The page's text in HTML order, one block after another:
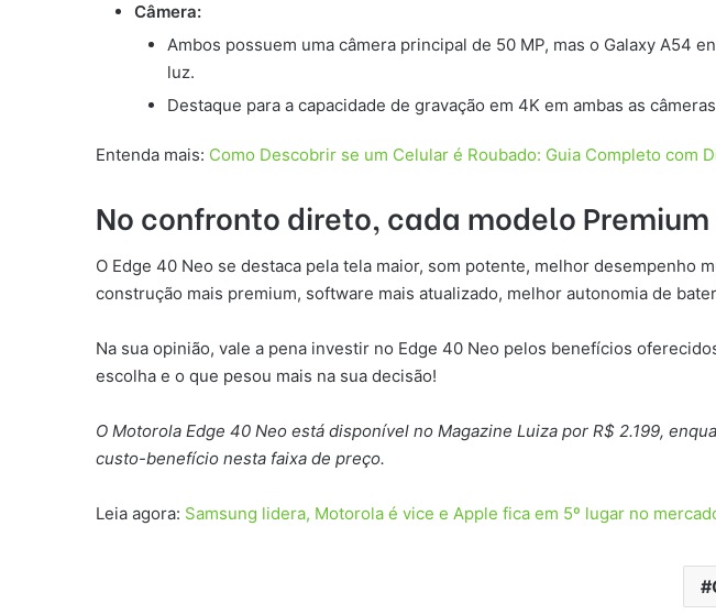
Câmera:
Ambos possuem uma câmera principal de 50 MP, mas o Galaxy
luz.
Destaque para a capacidade de gravação em 4K em ambas as
Entenda mais: Como Descobrir se um Celular é Roubado: Guia Completo com
No confronto direto, cada modelo
O Edge 40 Neo se destaca pela tela maior, som potente, melhor
construção mais premium, software mais atualizado, melhor autonomia de
Na sua opinião, vale a pena investir no Edge 40 Neo pelos benefícios
escolha e o que pesou mais na sua decisão!
O Motorola Edge 40 Neo está disponível no Magazine Luiza por R$ 2.199,
custo-benefício nesta faixa de preço.
Leia agora: Samsung lidera, Motorola é vice e Apple fica em 5º lugar no